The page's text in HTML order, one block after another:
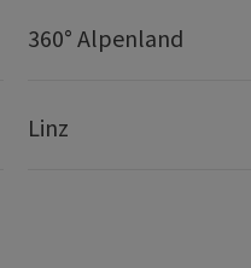
360° Alpenland
Linz